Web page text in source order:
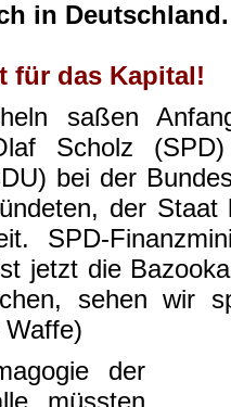
saßen
bei der
der
SPD-
jetzt die
sehen wir
der
müssten
kassieren
und